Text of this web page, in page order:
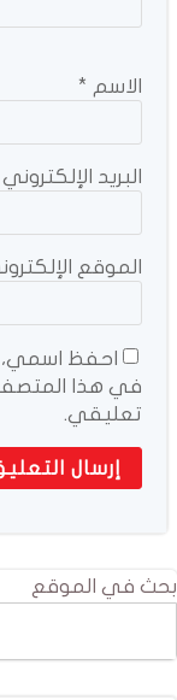
الاسم *
البريد الإلكتروني
الموقع
احفظ اسمي،
في هذا
تعليقي.
بحث في الموقع